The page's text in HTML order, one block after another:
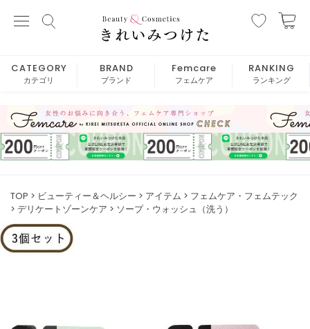
CATEGORY
カテゴリ
BRAND
ブランド
Femcare
フェムケア
RANKING
ランキング
TOP ビューティー＆ヘルシー アイテム
フェムケア・フェムテック
デリケートゾーンケア
ソープ・ウォッシュ（洗う）